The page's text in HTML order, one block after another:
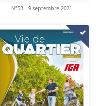
N°53 - 9 septembre 2021